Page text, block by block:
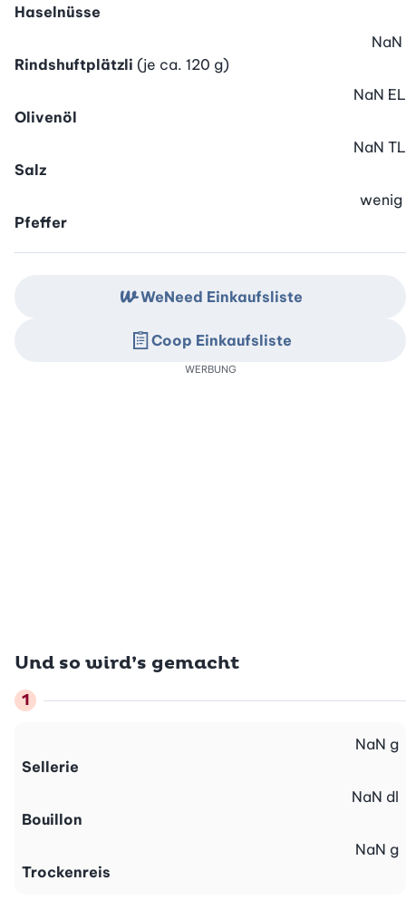
Haselnüsse
Rindshuftplätzli (je ca. 120 g)
NaN
Olivenöl
NaN EL
Salz
NaN TL
Pfeffer
wenig
Und so wird’s gemacht
Sellerie
NaN g
Bouillon
NaN dl
Trockenreis
NaN g
WeNeed Einkaufsliste
Coop Einkaufsliste
WERBUNG